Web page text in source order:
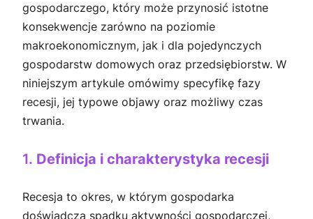
gospodarczego, który może przynosić istotne
konsekwencje zarówno na poziomie
makroekonomicznym, jak i dla pojedynczych
gospodarstw domowych oraz przedsiębiorstw. W
niniejszym artykule omówimy specyfikę fazy
recesji, jej typowe objawy oraz możliwy czas
trwania.
1. Definicja i charakterystyka recesji
Recesja to okres, w którym gospodarka
doświadcza spadku aktywności gospodarczej,